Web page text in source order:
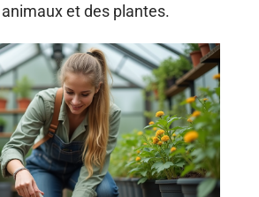
et des plantes.